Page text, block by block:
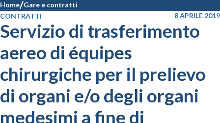
Home Gare e contratti
CONTRATTI
8 APRILE 2019
Servizio di trasferimento
aereo di équipes
chirurgiche per il prelievo
di organi e/o degli organi
medesimi a fine di